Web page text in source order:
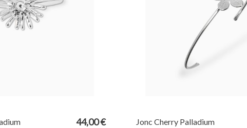
44,00 € Jonc Cherry Palladium